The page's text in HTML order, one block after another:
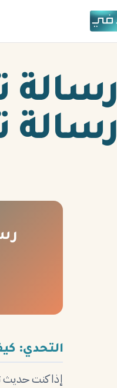
رسالة
رسالة
التحدي:
إذا كنت حديث